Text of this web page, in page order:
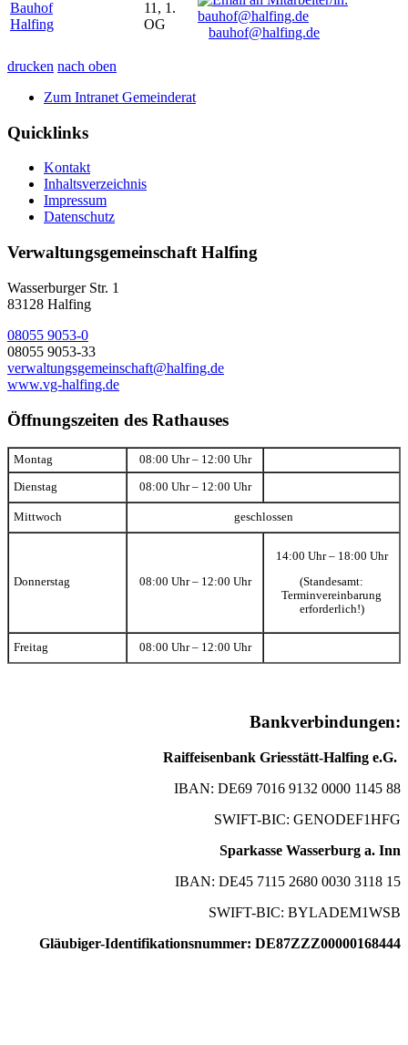
Bauhof
Halfing
11, 1.
OG
bauhof@halfing.de
drucken nach oben
Zum Intranet Gemeinderat
Quicklinks
Kontakt
Inhaltsverzeichnis
Impressum
Datenschutz
Verwaltungsgemeinschaft Halfing
Wasserburger Str. 1
83128 Halfing
08055 9053-0
08055 9053-33
verwaltungsgemeinschaft@halfing.de
www.vg-halfing.de
Öffnungszeiten des Rathauses
Montag 08:00 Uhr – 12:00 Uhr
Dienstag 08:00 Uhr – 12:00 Uhr
Mittwoch geschlossen
Donnerstag 08:00 Uhr – 12:00 Uhr
14:00 Uhr – 18:00 Uhr
(Standesamt:
Terminvereinbarung
erforderlich!)
Freitag 08:00 Uhr – 12:00 Uhr
Bankverbindungen:
Raiffeisenbank Griesstätt-Halfing e.G.
IBAN: DE69 7016 9132 0000 1145 88
SWIFT-BIC: GENODEF1HFG
Sparkasse Wasserburg a. Inn
IBAN: DE45 7115 2680 0030 3118 15
SWIFT-BIC: BYLADEM1WSB
Gläubiger-Identifikationsnummer: DE87ZZZ00000168444